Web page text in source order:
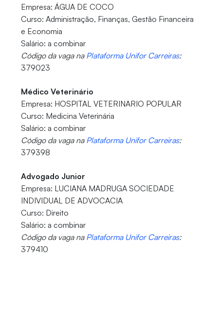
Empresa: ÁGUA DE COCO
Curso: Administração, Finanças, Gestão Financeira
e Economia
Salário: a combinar
Código da vaga na Plataforma Unifor Carreiras:
379023
Médico Veterinário
Empresa: HOSPITAL VETERINARIO POPULAR
Curso: Medicina Veterinária
Salário: a combinar
Código da vaga na Plataforma Unifor Carreiras:
379398
Advogado Junior
Empresa: LUCIANA MADRUGA SOCIEDADE
INDIVIDUAL DE ADVOCACIA
Curso: Direito
Salário: a combinar
Código da vaga na Plataforma Unifor Carreiras:
379410